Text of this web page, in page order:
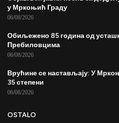
у Мркоњић Граду
06/08/2026
Обиљежено 85 година од
Пребиловцима
06/08/2026
Врућине се настављају: У
35 степени
06/08/2026
OSTALO